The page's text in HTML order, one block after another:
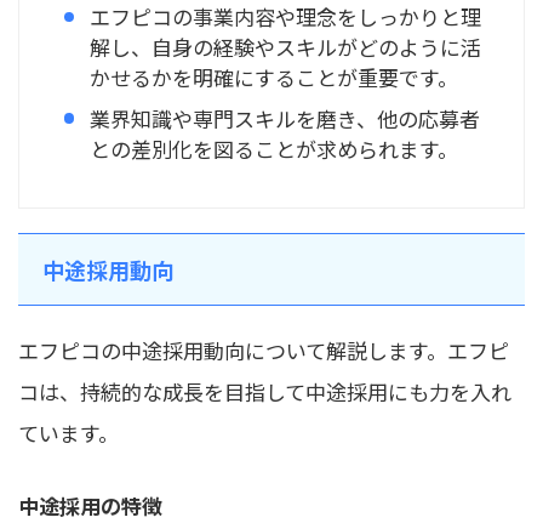
エフピコの事業内容や理念をしっかりと理
解し、自身の経験やスキルがどのように活
かせるかを明確にすることが重要です。
業界知識や専門スキルを磨き、他の応募者
との差別化を図ることが求められます。
中途採用動向
エフピコの中途採用動向について解説します。エフピ
コは、持続的な成長を目指して中途採用にも力を入れ
ています。
中途採用の特徴